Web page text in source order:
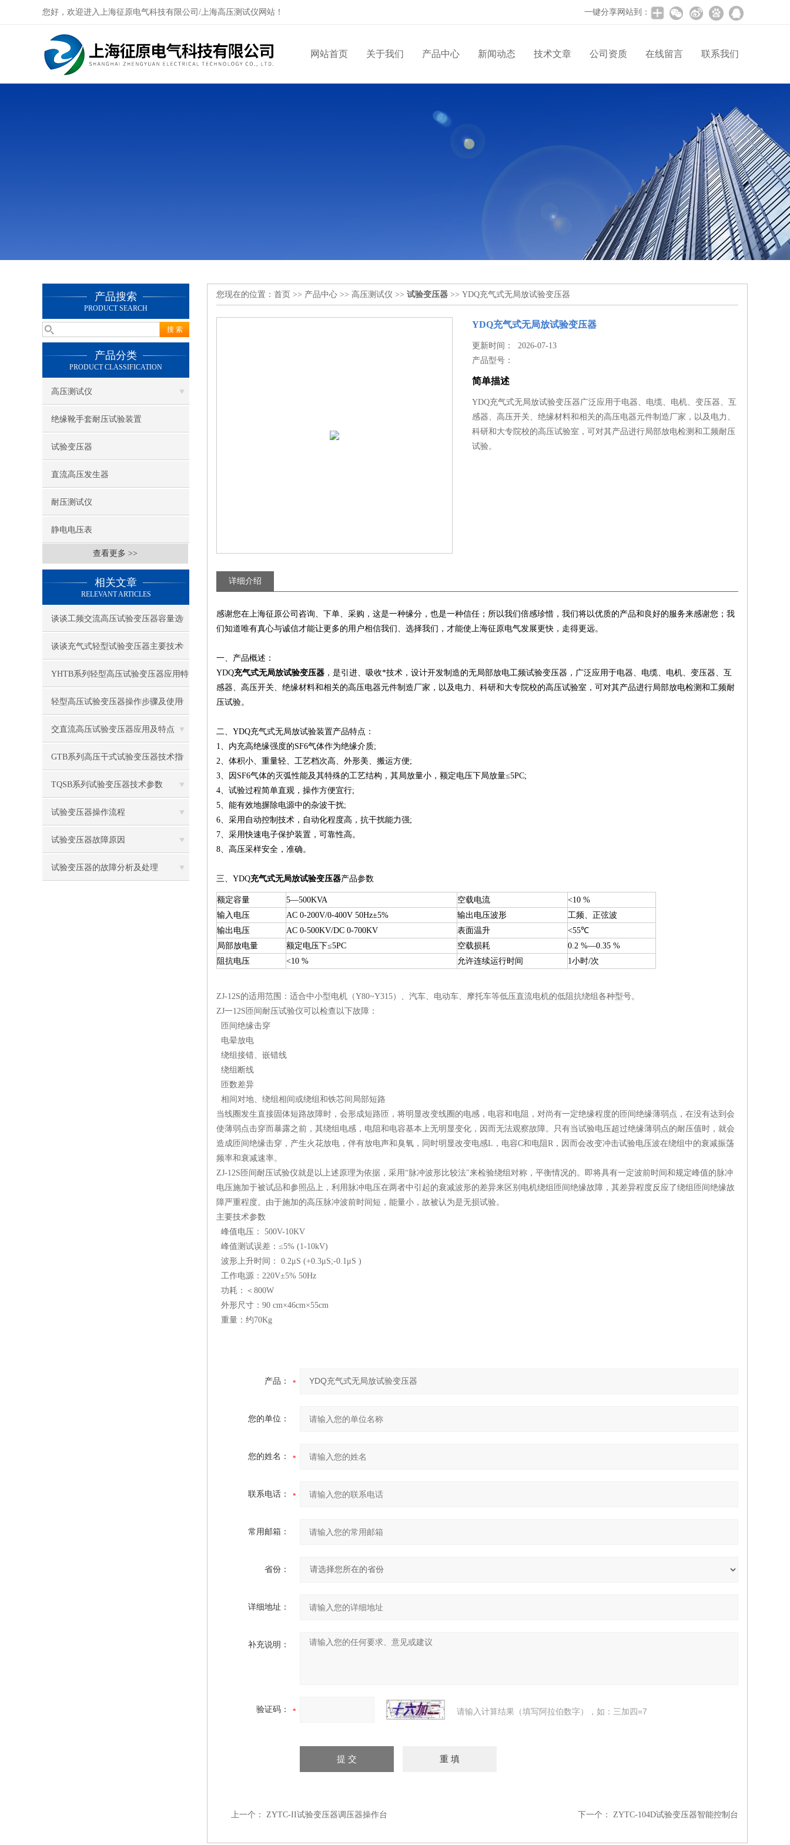
您好，欢迎进入上海征原电气科技有限公司/上海高压测试仪网站！ 一键分享网站到：
网站首页 关于我们 产品中心 新闻动态 技术文章 公司资质 在线留言 联系我们
产品搜索
PRODUCT SEARCH
产品分类
PRODUCT CLASSIFICATION
高压测试仪
绝缘靴手套耐压试验装置
试验变压器
直流高压发生器
耐压测试仪
静电电压表
查看更多 >>
相关文章
RELEVANT ARTICLES
谈谈工频交流高压试验变压器容量选
择
谈谈充气式轻型试验变压器主要技术
特点
YHTB系列轻型高压试验变压器应用特
点
轻型高压试验变压器操作步骤及使用
注意事项
交直流高压试验变压器应用及特点
GTB系列高压干式试验变压器技术指
标
TQSB系列试验变压器技术参数
试验变压器操作流程
试验变压器故障原因
试验变压器的故障分析及处理
您现在的位置： 首页 >> 产品中心 >> 高压测试仪 >> 试验变压器 >> YDQ充气式无局放试验变压器
YDQ充气式无局放试验变压器
更新时间： 2026-07-13
产品型号：
简单描述
YDQ充气式无局放试验变压器广泛应用于电器、电缆、电机、变压器、互
感器、高压开关、绝缘材料和相关的高压电器元件制造厂家，以及电力、
科研和大专院校的高压试验室，可对其产品进行局部放电检测和工频耐压
试验。
详细介绍
感谢您在上海征原公司咨询、下单、采购，这是一种缘分，也是一种信任；所以我们倍感珍惜，我们将以优质的产品和良好的服务来感谢您；我
们知道唯有真心与诚信才能让更多的用户相信我们、选择我们，才能使上海征原电气发展更快，走得更远。
一、产品概述：
YDQ充气式无局放试验变压器 ，是引进、吸收*技术，设计开发制造的无局部放电工频试验变压器，广泛应用于电器、电缆、电机、变压器、互
感器、高压开关、绝缘材料和相关的高压电器元件制造厂家，以及电力、科研和大专院校的高压试验室，可对其产品进行局部放电检测和工频耐
压试验。
二、YDQ充气式无局放试验装置产品特点：
1、内充高绝缘强度的SF6气体作为绝缘介质;
2、体积小、重量轻、工艺档次高、外形美、搬运方便;
3、因SF6气体的灭弧性能及其特殊的工艺结构，其局放量小，额定电压下局放量≤5PC;
4、试验过程简单直观，操作方便宜行;
5、能有效地摒除电源中的杂波干扰;
6、采用自动控制技术，自动化程度高，抗干扰能力强;
7、采用快速电子保护装置，可靠性高。
8、高压采样安全，准确。
三、 YDQ充气式无局放试验变压器产品参数
额定容量 5—500KVA 空载电流
<10 %
输入电压
AC 0-200V/0-400V 50Hz±5% 输出电压波形
工频、正弦波
输出电压
AC 0-500KV/DC 0-700KV 表面温升
<55℃
局部放电量
额定电压下≤5PC 空载损耗
0.2 %—0.35 %
阻抗电压
<10 % 允许连续运行时间 1小时/次
ZJ-12S的适用范围：适合中小型电机（Y80~Y315）、汽车、电动车、摩托车等低压直流电机的低阻抗绕组各种型号。
ZJ一12S匝间耐压试验仪可以检查以下故障：
匝间绝缘击穿
电晕放电
绕组接错、嵌错线
绕组断线
匝数差异
相间对地、绕组相间或绕组和铁芯间局部短路
当线圈发生直接固体短路故障时，会形成短路匝，将明显改变线圈的电感，电容和电阻，对尚有一定绝缘程度的匝间绝缘薄弱点，在没有达到会
使薄弱点击穿而暴露之前，其绕组电感，电阻和电容基本上无明显变化，因而无法观察故障。只有当试验电压超过绝缘薄弱点的耐压值时，就会
造成匝间绝缘击穿，产生火花放电，伴有放电声和臭氧，同时明显改变电感L，电容C和电阻R，因而会改变冲击试验电压波在绕组中的衰减振荡
频率和衰减速率。
ZJ-12S匝间耐压试验仪就是以上述原理为依据，采用“脉冲波形比较法"来检验绕组对称，平衡情况的。即将具有一定波前时间和规定峰值的脉冲
电压施加于被试品和参照品上，利用脉冲电压在两者中引起的衰减波形的差异来区别电机绕组匝间绝缘故障，其差异程度反应了绕组匝间绝缘故
障严重程度。由于施加的高压脉冲波前时间短，能量小，故被认为是无损试验。
主要技术参数
峰值电压： 500V-10KV
峰值测试误差：≤5% (1-10kV)
波形上升时间： 0.2μS (+0.3μS;-0.1μS )
工作电源：220V±5% 50Hz
功耗：＜800W
外形尺寸：90 cm×46cm×55cm
重量：约70Kg
产品：
您的单位：
您的姓名：
联系电话：
常用邮箱：
省份：
详细地址：
补充说明：
验证码： 请输入计算结果（填写阿拉伯数字），如：三加四=7
上一个： ZYTC-II试验变压器调压器操作台 下一个： ZYTC-104D试验变压器智能控制台